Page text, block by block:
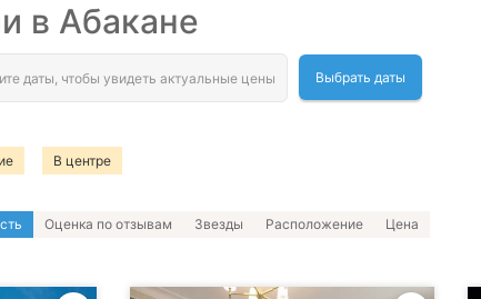
в Абакане
Выбрать даты
В центре
Оценка по отзывам Звезды Расположение Цена